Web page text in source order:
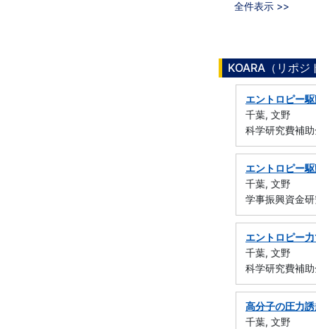
全件表示 >>
KOARA（リポ
エントロピー
千葉, 文野
科学研究費補
エントロピー
千葉, 文野
学事振興資金
エントロピー
千葉, 文野
科学研究費補
高分子の圧力
千葉, 文野